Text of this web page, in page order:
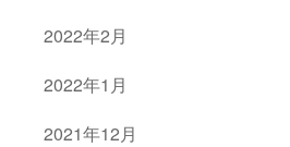
2022年2月
2022年1月
2021年12月